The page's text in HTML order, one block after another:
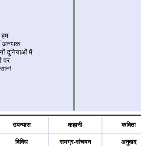
अनथक
दुनियाओं में
पर
उपन्यास कहानी कविता
विविध समग्र-संचयन अनुवाद